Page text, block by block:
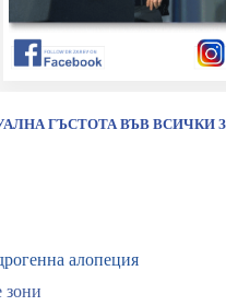
ГЪСТОТА ВЪВ ВСИЧКИ
алопеция
зони